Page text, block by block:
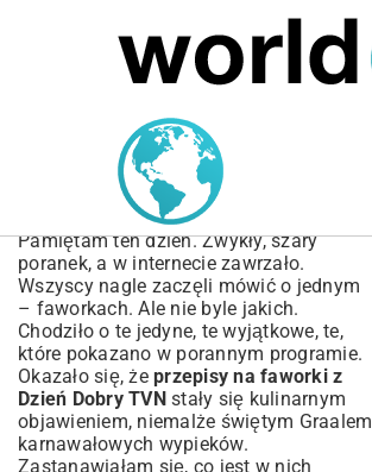
MARIUSZ ŁAMAGA 04.10.2025
Przepisy na faworki z
Dzień Dobry TVN –
Sekrety Chrupkości
Pamiętam ten dzień. Zwykły, szary
poranek, a w internecie zawrzało.
Wszyscy nagle zaczęli mówić o jednym
– faworkach. Ale nie byle jakich.
Chodziło o te jedyne, te wyjątkowe, te,
które pokazano w porannym programie.
Okazało się, że przepisy na faworki z
Dzień Dobry TVNstały się kulinarnym
objawieniem, niemalże świętym Graalem
karnawałowych wypieków.
Zastanawiałam się, co jest w nich